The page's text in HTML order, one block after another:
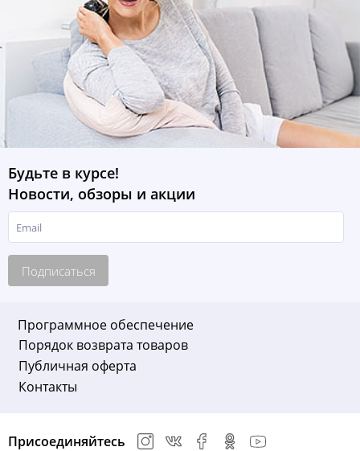
Будьте в курсе!
Новости, обзоры и акции
Подписаться
Программное обеспечение
Порядок возврата товаров
Публичная оферта
Контакты
Присоединяйтесь